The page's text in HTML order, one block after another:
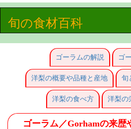
旬の食材百科
ゴーラムの解説 ゴ
洋梨の概要や品種と産地 旬
洋梨の食べ方 洋梨の
ゴーラム／Gorhamの来歴